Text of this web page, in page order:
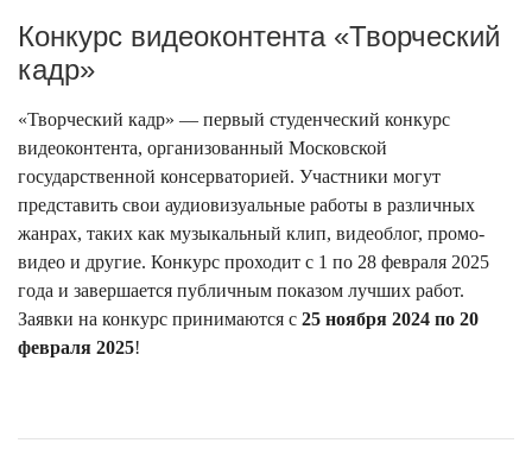
Конкурс видеоконтента «Творческий
кадр»
«Творческий кадр» — первый студенческий конкурс
видеоконтента, организованный Московской
государственной консерваторией. Участники могут
представить свои аудиовизуальные работы в различных
жанрах, таких как музыкальный клип, видеоблог, промо-
видео и другие. Конкурс проходит с 1 по 28 февраля 2025
года и завершается публичным показом лучших работ.
Заявки на конкурс принимаются с 25 ноября 2024 по 20
февраля 2025!